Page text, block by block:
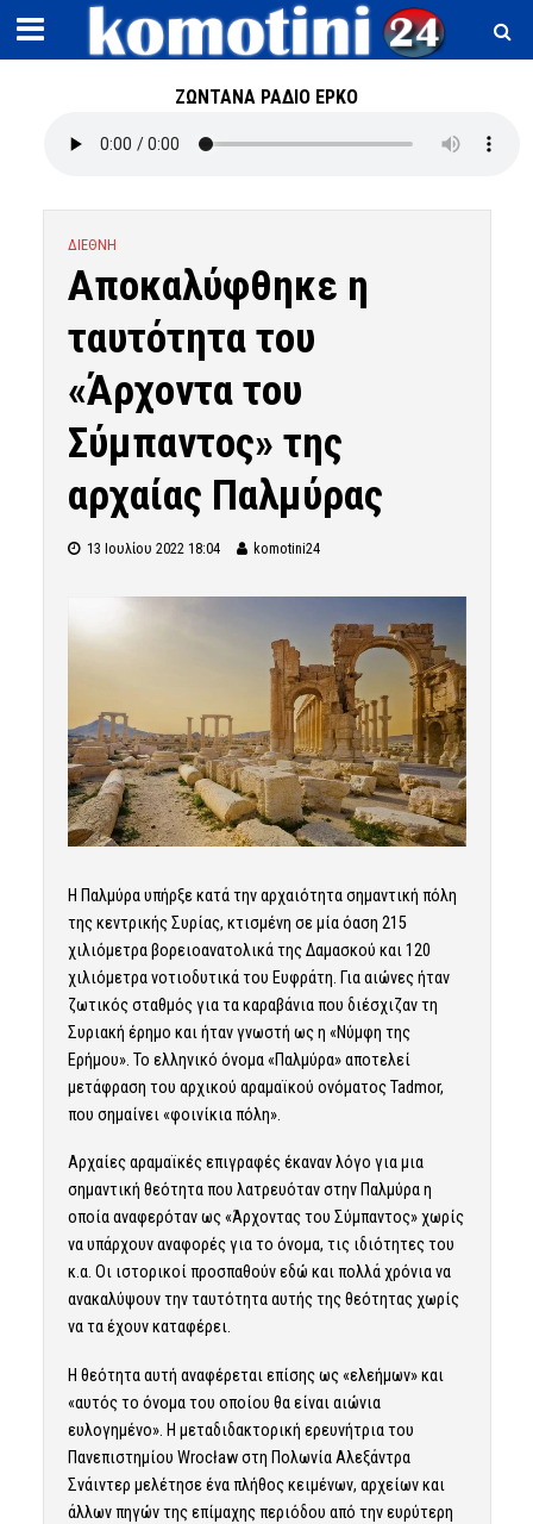
ΖΩΝΤΑΝΑ ΡΑΔΙΟ ΕΡΚΟ
ΔΙΕΘΝΗ
Αποκαλύφθηκε η
ταυτότητα του
«Άρχοντα του
Σύμπαντος» της
αρχαίας Παλμύρας
13 Ιουλίου 2022 18:04 komotini24
Η Παλμύρα υπήρξε κατά την αρχαιότητα σημαντική πόλη
της κεντρικής Συρίας, κτισμένη σε μία όαση 215
χιλιόμετρα βορειοανατολικά της Δαμασκού και 120
χιλιόμετρα νοτιοδυτικά του Ευφράτη. Για αιώνες ήταν
ζωτικός σταθμός για τα καραβάνια που διέσχιζαν τη
Συριακή έρημο και ήταν γνωστή ως η «Νύμφη της
Ερήμου». Το ελληνικό όνομα «Παλμύρα» αποτελεί
μετάφραση του αρχικού αραμαϊκού ονόματος Tadmor,
που σημαίνει «φοινίκια πόλη».
Αρχαίες αραμαϊκές επιγραφές έκαναν λόγο για μια
σημαντική θεότητα που λατρευόταν στην Παλμύρα η
οποία αναφερόταν ως «Άρχοντας του Σύμπαντος» χωρίς
να υπάρχουν αναφορές για το όνομα, τις ιδιότητες του
κ.α. Οι ιστορικοί προσπαθούν εδώ και πολλά χρόνια να
ανακαλύψουν την ταυτότητα αυτής της θεότητας χωρίς
να τα έχουν καταφέρει.
Η θεότητα αυτή αναφέρεται επίσης ως «ελεήμων» και
«αυτός το όνομα του οποίου θα είναι αιώνια
ευλογημένο». Η μεταδιδακτορική ερευνήτρια του
Πανεπιστημίου Wrocław στη Πολωνία Αλεξάντρα
Σνάιντερ μελέτησε ένα πλήθος κειμένων, αρχείων και
άλλων πηγών της επίμαχης περιόδου από την ευρύτερη